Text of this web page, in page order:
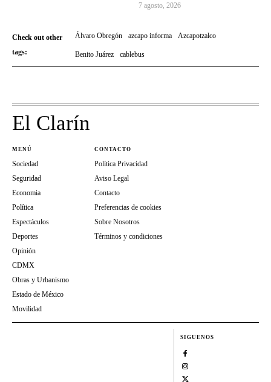
7 agosto, 2026
Check out other
tags:
Álvaro Obregón azcapo informa Azcapotzalco
Benito Juárez cablebus
El Clarín
MENÚ
Sociedad
Seguridad
Economia
Política
Espectáculos
Deportes
Opinión
CDMX
Obras y Urbanismo
Estado de México
Movilidad
CONTACTO
Política Privacidad
Aviso Legal
Contacto
Preferencias de cookies
Sobre Nosotros
Términos y condiciones
SIGUENOS